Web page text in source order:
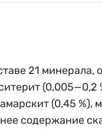
21
(0,45
содержание